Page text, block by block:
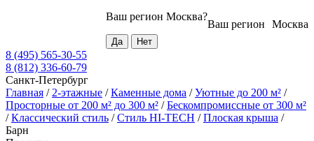
Москва
Ваш регион
Ваш регион Москва?
8 (495) 565-30-55
8 (812) 336-60-79
Санкт-Петербург
Главная / 2-этажные /Каменные дома /Уютные до 200 м² /
Просторные от 200 м² до 300 м² /Бескомпромиссные от 300 м²
/Классический стиль /Стиль HI-TECH /Плоская крыша /
Барн